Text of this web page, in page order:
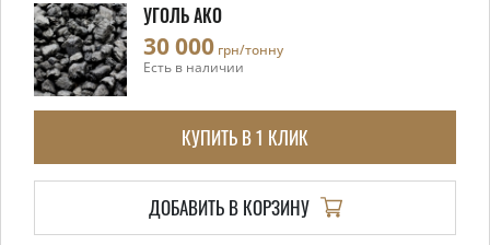
УГОЛЬ АКО
30 000 грн/тонну
Есть в наличии
КУПИТЬ В 1 КЛИК
ДОБАВИТЬ В КОРЗИНУ